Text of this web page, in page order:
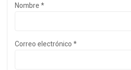
Nombre*
Correo electrónico*